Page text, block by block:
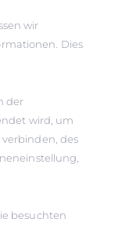
wir
Dies
der
wird, um
des
besuchten